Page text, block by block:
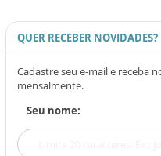
QUER RECEBER NOVIDADES?
Cadastre seu e-mail e receba
mensalmente.
Seu nome: